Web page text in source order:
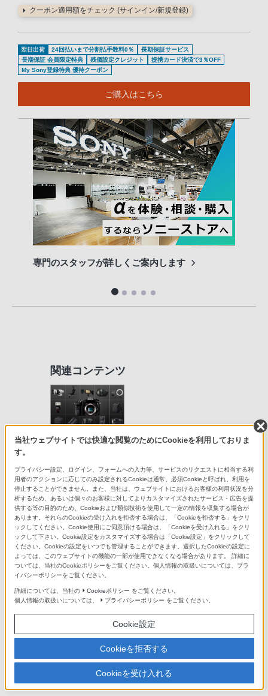
クーポン適用額をチェック (サインイン/新規登録)
翌日出荷 24回払いまで分割払手数料0％
長期保証サービス
長期保証 会員限定特典
残価設定クレジット
提携カード決済で3％OFF
My Sony登録特典 優待クーポン
ご購入はこちら
専門のスタッフが詳しくご案内します
関連コンテンツ
Aマウントレンズ/アクセサリーシステ
Eマウントレンズラインアップ
充実したレンズでこだわりの表現を
Aマウントレンズラインアップ
充実したレンズでこだわりの表現を
当社ウェブサイトでは快適な閲覧のためにCookieを利用しておりま
す。
プライバシー設定、ログイン、フォームへの入力等、サービスのリクエストに相当する利
用者のアクションに応じてのみ設定されるCookieは通常、必須Cookieと呼ばれ、利用を
停止することができません。また、当社は、ウェブサイトにおけるお客様の利用状況を分
析するため、あるいは個々のお客様に対してよりカスタマイズされたサービス・広告を提
供する等の目的のため、Cookieおよび類似技術を使用して一定の情報を収集する場合が
あります。それらのCookieの受け入れを拒否する場合は、「Cookieを拒否する」をクリ
ックしてください。Cookie使用にご同意頂ける場合は、「Cookieを受け入れる」をクリ
ックして下さい。Cookie設定をカスタマイズする場合は「Cookie設定」をクリックして
ください。Cookieの設定をいつでも管理することができます。選択したCookieの設定に
よっては、このウェブサイトの機能の一部が使用できなくなる場合があります。 詳細に
ついては、当社のCookieポリシーをご覧ください。個人情報の取扱いについては、プラ
イバシーポリシーをご覧ください。
詳細については、当社の Cookieポリシー をご覧ください。
個人情報の取扱いについては、
プライバシーポリシー をご覧ください。
Cookie設定
Cookieを拒否する
Cookieを受け入れる